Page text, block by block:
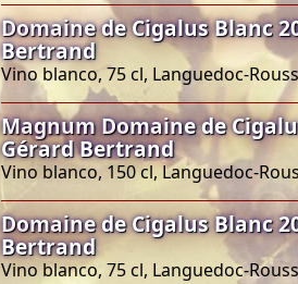
Domaine de Cigalus Blanc
Bertrand
Vino blanco, 75 cl, Languedoc-
Magnum Domaine de
Gérard Bertrand
Vino blanco, 150 cl, Languedoc-
Domaine de Cigalus Blanc
Bertrand
Vino blanco, 75 cl, Languedoc-